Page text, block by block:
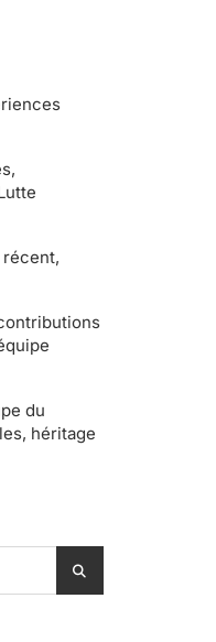
récent,
du
héritage